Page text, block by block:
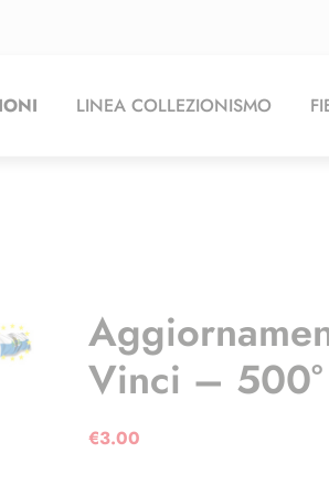
LINEA COLLEZIONISMO
Vinci –
€3.00